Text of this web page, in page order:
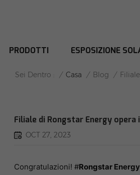
PRODOTTI ESPOSIZIONE
DI RONGSTAR
Sei Dentro : / Casa / Blog /
Filiale di Rongstar Energy opera
OCT 27, 2023
Congratulazioni! #Rongstar